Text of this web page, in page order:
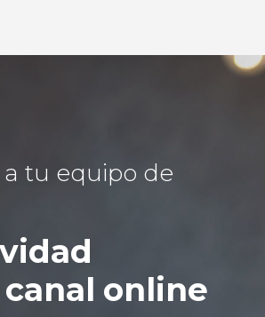
tu equipo de
online